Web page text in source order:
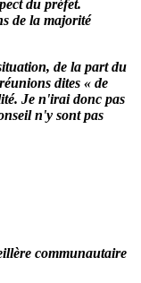
du préfet.
de la majorité
de la part du
dites « de
Je n'irai donc pas
n'y sont pas
communautaire